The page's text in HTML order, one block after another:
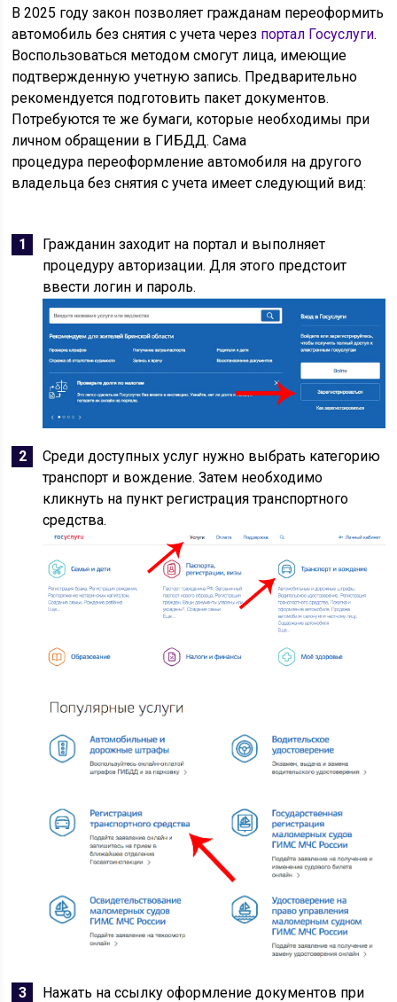
В 2025 году закон позволяет гражданам переоформить
автомобиль без снятия с учета через портал Госуслуги.
Воспользоваться методом смогут лица, имеющие
подтвержденную учетную запись. Предварительно
рекомендуется подготовить пакет документов.
Потребуются те же бумаги, которые необходимы при
личном обращении в ГИБДД. Сама
процедура переоформление автомобиля на другого
владельца без снятия с учета имеет следующий вид:
Гражданин заходит на портал и выполняет
процедуру авторизации. Для этого предстоит
ввести логин и пароль.
Среди доступных услуг нужно выбрать категорию
транспорт и вождение. Затем необходимо
кликнуть на пункт регистрация транспортного
средства.
Нажать на ссылку оформление документов при